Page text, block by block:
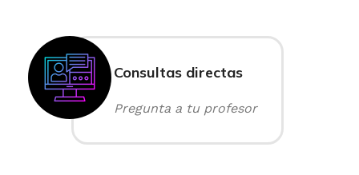
Consultas directas
Pregunta a tu profesor